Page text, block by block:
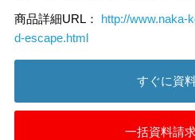
商品詳細URL： http://www.naka-
d-escape.html
すぐに資
一括資料請